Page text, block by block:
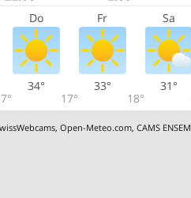
Do Fr Sa
34°
17°
33°
18°
31°
,Open-Meteo.com,CAMS